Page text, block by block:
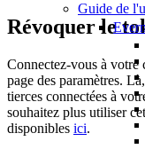
Guide de
Révoquer le
Connectez-vous à votre
page des paramètres.
tierces connectées à
souhaitez plus utiliser
disponibles ici.